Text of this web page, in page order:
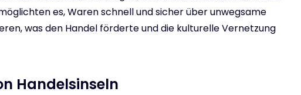
es, Waren schnell und sicher über unwegsame
was den Handel förderte und die kulturelle Vernetzung
Handelsinseln